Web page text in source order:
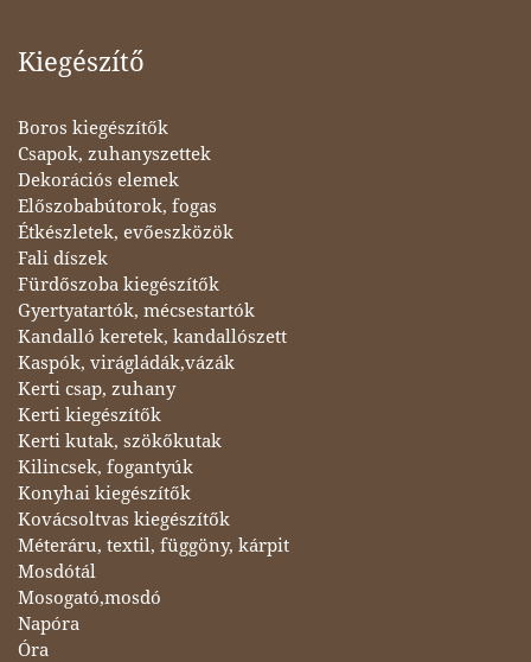
Kiegészítő
Boros kiegészítők
Csapok, zuhanyszettek
Dekorációs elemek
Előszobabútorok, fogas
Étkészletek, evőeszközök
Fali díszek
Fürdőszoba kiegészítők
Gyertyatartók, mécsestartók
Kandalló keretek, kandallószett
Kaspók, virágládák,vázák
Kerti csap, zuhany
Kerti kiegészítők
Kerti kutak, szökőkutak
Kilincsek, fogantyúk
Konyhai kiegészítők
Kovácsoltvas kiegészítők
Méteráru, textil, függöny, kárpit
Mosdótál
Mosogató,mosdó
Napóra
Óra